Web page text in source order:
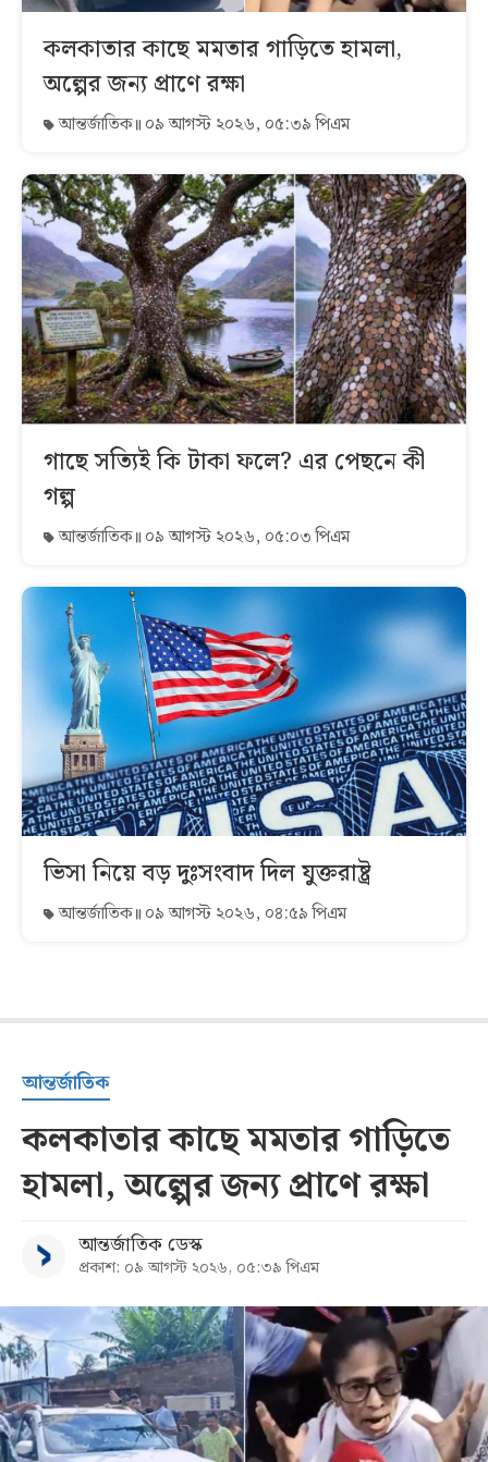
কলকাতার কাছে মমতার গাড়িতে হামলা,
অল্পের জন্য প্রাণে রক্ষা
আন্তর্জাতিক ০৯ আগস্ট ২০২৬, ০৫:৩৯ পিএম
গাছে সত্যিই কি টাকা ফলে? এর পেছনে কী
গল্প
আন্তর্জাতিক ০৯ আগস্ট ২০২৬, ০৫:০৩ পিএম
ভিসা নিয়ে বড় দুঃসংবাদ দিল যুক্তরাষ্ট্র
আন্তর্জাতিক ০৯ আগস্ট ২০২৬, ০৪:৫৯ পিএম
আন্তর্জাতিক
কলকাতার কাছে মমতার গাড়িতে
হামলা, অল্পের জন্য প্রাণে রক্ষা
আন্তর্জাতিক ডেস্ক
প্রকাশ: ০৯ আগস্ট ২০২৬, ০৫:৩৯ পিএম